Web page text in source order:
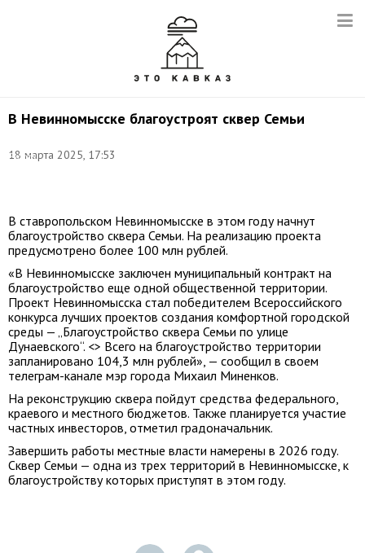
В Невинномысске благоустроят сквер Семьи
18 марта 2025, 17:53
Руслан
В ставропольском Невинномысске в этом году начнут
благоустройство сквера Семьи. На реализацию проекта
предусмотрено более 100 млн рублей.
«В Невинномысске заключен муниципальный контракт на
благоустройство еще одной общественной территории.
Проект Невинномысска стал победителем Всероссийского
конкурса лучших проектов создания комфортной городской
среды — „Благоустройство сквера Семьи по улице
Дунаевского“. <> Всего на благоустройство территории
запланировано 104,3 млн рублей», — сообщил в своем
телеграм-канале мэр города Михаил Миненков.
На реконструкцию сквера пойдут средства федерального,
краевого и местного бюджетов. Также планируется участие
частных инвесторов, отметил градоначальник.
Завершить работы местные власти намерены в 2026 году.
Сквер Семьи — одна из трех территорий в Невинномысске, к
благоустройству которых приступят в этом году.